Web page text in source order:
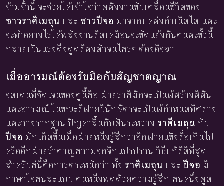
ข้ามขั้วนี้ จะช่วยให้เข้าใจว่าพลังงานขับเคลื่อนชีวิตของ
ชาวราศีเมถุน และ ชาวปีจอ มาจากแหล่งกำเนิดใด และ
จะทำอย่างไรให้พลังงานที่ดูเหมือนจะขัดแย้งกันคนละขั้วนี้
กลายเป็นแรงดึงดูดที่ลงตัวจนใครๆ ต้องอิจฉา
เมื่ออารมณ์ต้องรับมือกับสัญชาตญาณ
จุดเด่นที่ชัดเจนของคู่นี้คือ ฝ่ายราศีมักจะเป็นผู้สร้างสีสัน
และอารมณ์ ในขณะที่ฝ่ายปีนักษัตรจะเป็นผู้กำหนดทิศทาง
และวางรากฐาน ปัญหาลิ้นกับฟันระหว่าง ราศีเมถุน กับ
ปีจอ มักเกิดขึ้นเมื่อฝ่ายหนึ่งรู้สึกว่าอีกฝ่ายแข็งทื่อเกินไป
หรืออีกฝ่ายรำคาญความจุกจิกแปรปรวน วิธีแก้ที่ดีที่สุด
สำหรับคู่นี้คือการตระหนักว่า ทั้ง ราศีเมถุน และปีจอ มี
ภาษาใจคนละแบบ คนหนึ่งพูดด้วยความรู้สึก คนหนึ่งพูด